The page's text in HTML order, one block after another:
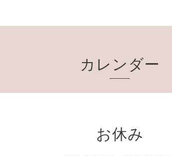
カレンダー
お休み